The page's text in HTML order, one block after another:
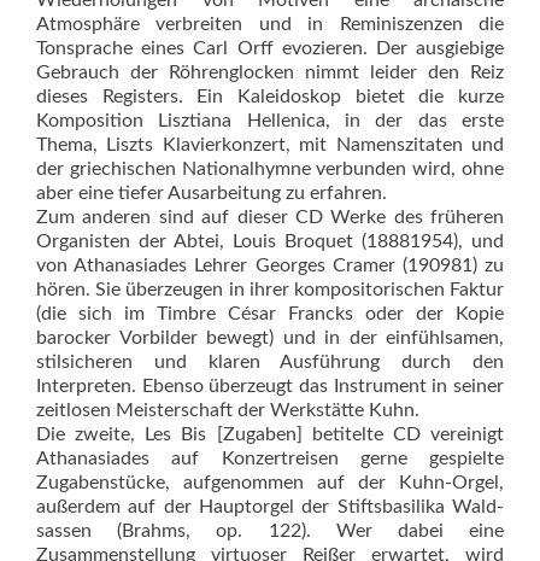
Atmosphäre verbreiten und in Reminiszenzen die
Tonsprache eines Carl Orff evozieren. Der ausgiebige
Gebrauch der Röhrenglo­cken nimmt leider den Reiz
dieses Registers. Ein Kaleidoskop bietet die kurze
Komposition Lisztiana Hellenica, in der das erste
Thema, Liszts Klavierkonzert, mit Namenszitaten und
der griechischen Nationalhymne verbunden wird, ohne
aber eine tiefer Ausarbeitung zu erfahren.
Zum anderen sind auf dieser CD Werke des früheren
Organis­ten der Abtei, Louis Broquet (18881954), und
von Athanasiades Lehrer Georges Cramer (190981) zu
hören. Sie überzeugen in ihrer kompositorischen Faktur
(die sich im Timbre César Francks oder der Kopie
barocker Vorbilder bewegt) und in der einfühlsamen,
stilsicheren und klaren Ausführung durch den
Interpreten. Ebenso überzeugt das Instrument in seiner
zeitlosen Meisterschaft der Werkstätte Kuhn.
Die zweite, Les Bis [Zugaben] betitelte CD vereinigt
Athanasiades auf Konzertreisen gerne gespielte
Zugabenstücke, aufgenommen auf der Kuhn-Orgel,
außerdem auf der Hauptorgel der Stiftsbasilika Wald­
sassen (Brahms, op. 122). Wer dabei eine
Zusammenstellung virtuoser Reißer erwartet, wird